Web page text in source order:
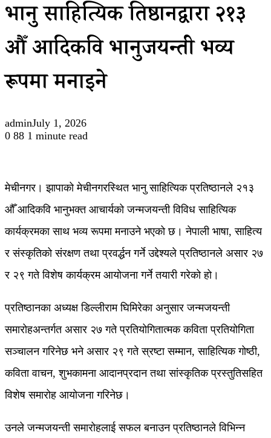
भानु साहित्यिक प्रतिष्ठानद्वारा २१३
औँ आदिकवि भानुजयन्ती भव्य
रूपमा मनाइने
adminJuly 1, 2026
0 88 1 minute read
मेचीनगर। झापाको मेचीनगरस्थित भानु साहित्यिक प्रतिष्ठानले २१३
औँ आदिकवि भानुभक्त आचार्यको जन्मजयन्ती विविध साहित्यिक
कार्यक्रमका साथ भव्य रूपमा मनाउने भएको छ। नेपाली भाषा, साहित्य
र संस्कृतिको संरक्षण तथा प्रवर्द्धन गर्ने उद्देश्यले प्रतिष्ठानले असार २७
र २९ गते विशेष कार्यक्रम आयोजना गर्ने तयारी गरेको हो।
प्रतिष्ठानका अध्यक्ष डिल्लीराम घिमिरेका अनुसार जन्मजयन्ती
समारोहअन्तर्गत असार २७ गते प्रतियोगितात्मक कविता प्रतियोगिता
सञ्चालन गरिनेछ भने असार २९ गते स्रष्टा सम्मान, साहित्यिक गोष्ठी,
कविता वाचन, शुभकामना आदानप्रदान तथा सांस्कृतिक प्रस्तुतिसहित
विशेष समारोह आयोजना गरिनेछ।
उनले जन्मजयन्ती समारोहलाई सफल बनाउन प्रतिष्ठानले विभिन्न